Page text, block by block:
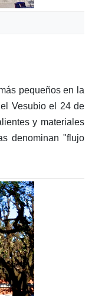
pequeños en la
Vesubio el 24 de
y materiales
denominan "flujo